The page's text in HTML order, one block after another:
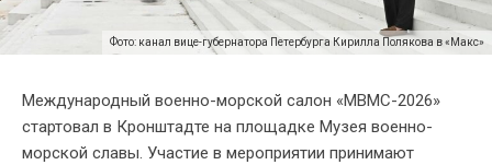
Фото: канал вице-губернатора Петербурга Кирилла Полякова в «Макс»
Международный военно-морской салон «МВМС-2026»
стартовал в Кронштадте на площадке Музея военно-
морской славы. Участие в мероприятии принимают